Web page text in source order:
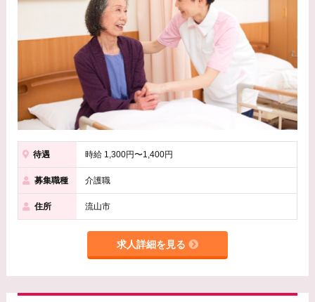
待遇 時給 1,300円〜1,400円
募集職種 介護職
住所 流山市
求人詳細を見る